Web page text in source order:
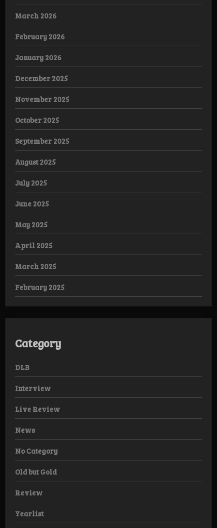
March 2026
February 2026
January 2026
December 2025
November 2025
October 2025
September 2025
August 2025
July 2025
June 2025
May 2025
April 2025
March 2025
February 2025
Category
DLB
Interview
Live Review
News
No Category
Old but Gold
Review
Yearlist